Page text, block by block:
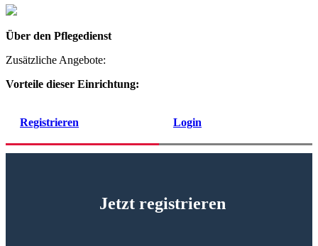
Über den Pflegedienst
Zusätzliche Angebote:
Vorteile dieser Einrichtung:
Registrieren Login
Jetzt registrieren